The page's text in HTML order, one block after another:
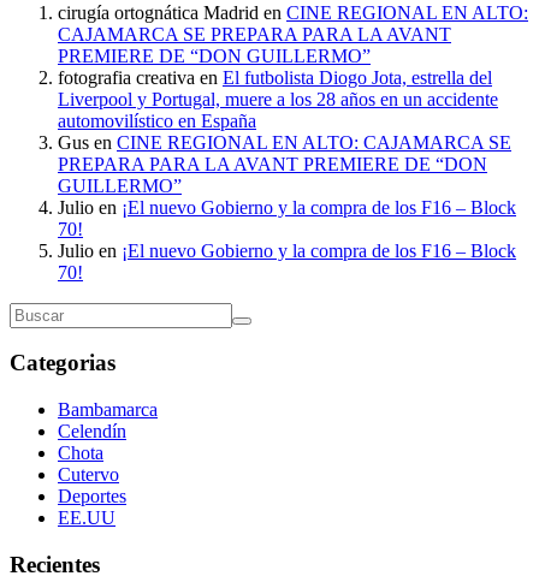
cirugía ortognática Madrid en CINE REGIONAL EN ALTO:
CAJAMARCA SE PREPARA PARA LA AVANT
PREMIERE DE “DON GUILLERMO”
fotografia creativa en El futbolista Diogo Jota, estrella del
Liverpool y Portugal, muere a los 28 años en un accidente
automovilístico en España
Gus en CINE REGIONAL EN ALTO: CAJAMARCA SE
PREPARA PARA LA AVANT PREMIERE DE “DON
GUILLERMO”
Julio en ¡El nuevo Gobierno y la compra de los F16 – Block
70!
Julio en ¡El nuevo Gobierno y la compra de los F16 – Block
70!
Categorias
Bambamarca
Celendín
Chota
Cutervo
Deportes
EE.UU
Recientes